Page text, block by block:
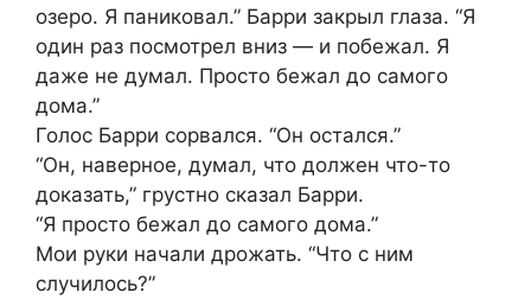
озеро. Я паниковал.” Барри закрыл глаза. “Я
один раз посмотрел вниз — и побежал. Я
даже не думал. Просто бежал до самого
дома.”
Голос Барри сорвался. “Он остался.”
“Он, наверное, думал, что должен что-то
доказать,” грустно сказал Барри.
“Я просто бежал до самого дома.”
Мои руки начали дрожать. “Что с ним
случилось?”